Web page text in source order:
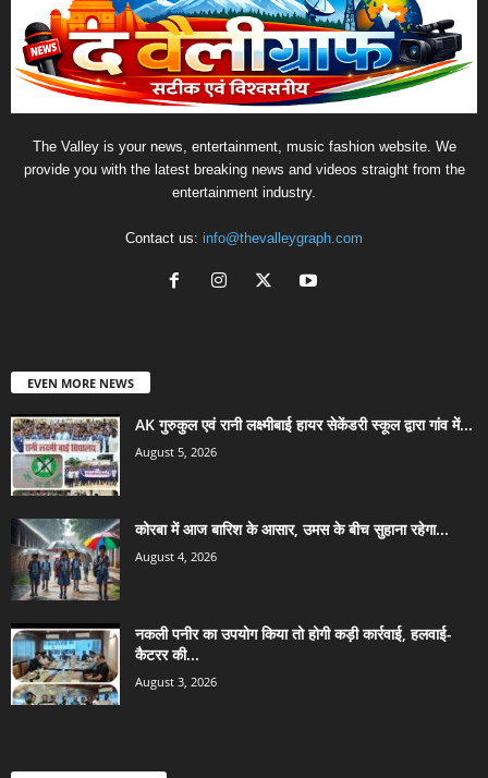
The Valley is your news, entertainment, music fashion website. We
provide you with the latest breaking news and videos straight from the
entertainment industry.
Contact us: info@thevalleygraph.com
EVEN MORE NEWS
AK गुरुकुल एवं रानी लक्ष्मीबाई हायर सेकेंडरी स्कूल द्वारा गांव में...
August 5, 2026
कोरबा में आज बारिश के आसार, उमस के बीच सुहाना रहेगा...
August 4, 2026
नकली पनीर का उपयोग किया तो होगी कड़ी कार्रवाई, हलवाई-
कैटरर की...
August 3, 2026